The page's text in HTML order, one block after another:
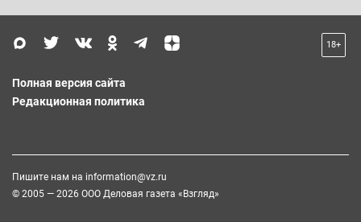
18+
Полная версия сайта
Редакционная политика
Пишите нам на information@vz.ru
© 2005 — 2026 ООО Деловая газета «Взгляд»